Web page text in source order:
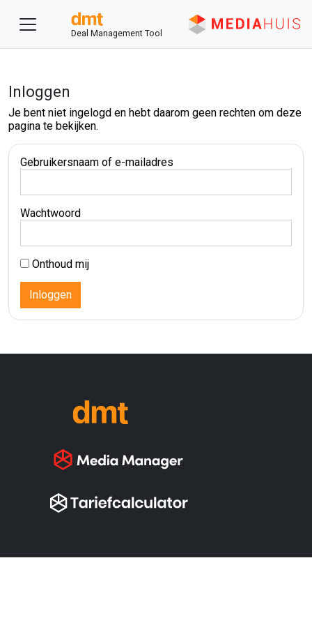
Deal Management Tool
Inloggen
Je bent niet ingelogd en hebt daarom geen rechten om deze
pagina te bekijken.
Gebruikersnaam of e-mailadres
Wachtwoord
Onthoud mij